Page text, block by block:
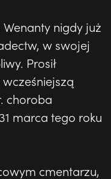
nigdy już
w swojej
Prosił
choroba
marca tego roku
cmentarzu,